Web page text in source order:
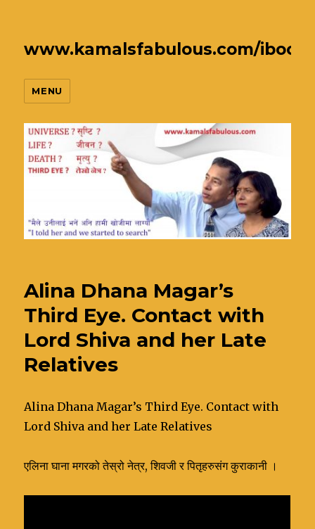
www.kamalsfabulous.com/ibook
MENU
Alina Dhana Magar’s
Third Eye. Contact with
Lord Shiva and her Late
Relatives
Alina Dhana Magar’s Third Eye. Contact with
Lord Shiva and her Late Relatives
एलिना घाना मगरको तेस्रो नेत्र, शिवजी र पितृहरुसंग कुराकानी ।